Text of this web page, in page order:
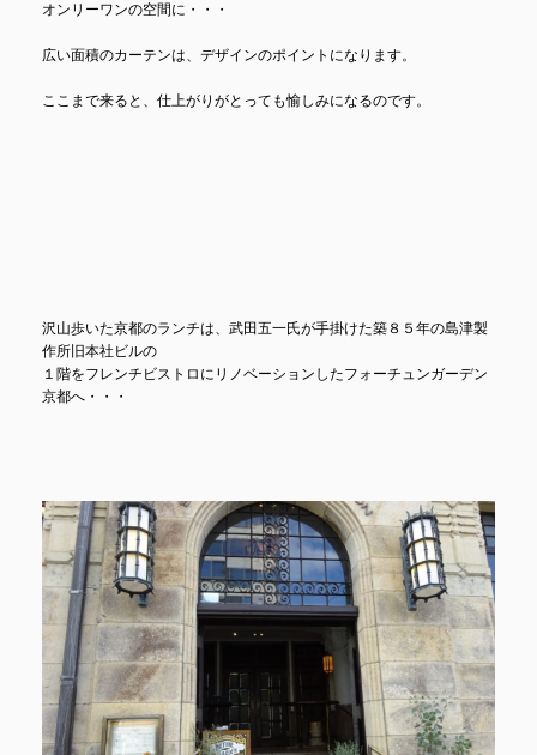
オンリーワンの空間に・・・
広い面積のカーテンは、デザインのポイントになります。
ここまで来ると、仕上がりがとっても愉しみになるのです。
沢山歩いた京都のランチは、武田五一氏が手掛けた築８５年の島津製
作所旧本社ビルの
１階をフレンチビストロにリノベーションしたフォーチュンガーデン
京都へ・・・